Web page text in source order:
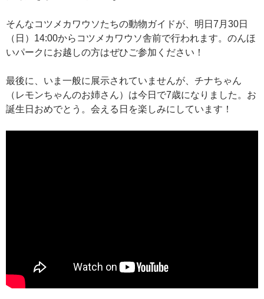
そんなコツメカワウソたちの動物ガイドが、明日7月30日
（日）14:00からコツメカワウソ舎前で行われます。のんほ
いパークにお越しの方はぜひご参加ください！
最後に、いま一般に展示されていませんが、チナちゃん
（レモンちゃんのお姉さん）は今日で7歳になりました。お
誕生日おめでとう。会える日を楽しみにしています！